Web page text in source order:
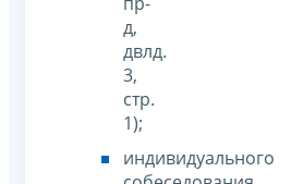
д,
двлд.
3,
стр.
1);
индивидуального